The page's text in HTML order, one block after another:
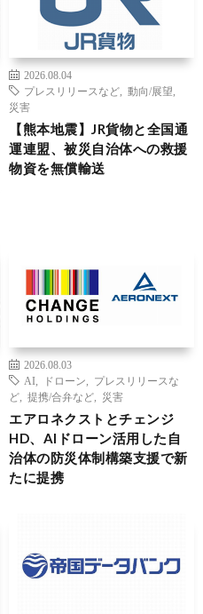
2026.08.04
プレスリリースなど
動向/展望
災害
【熊本地震】JR貨物と全国通
運連盟、被災自治体への救援
物資を無償輸送
2026.08.03
AI
ドローン
プレスリリースな
ど
提携/合弁など 災害
エアロネクストとチェンジ
HD、AIドローン活用した自
治体の防災体制構築支援で新
たに提携